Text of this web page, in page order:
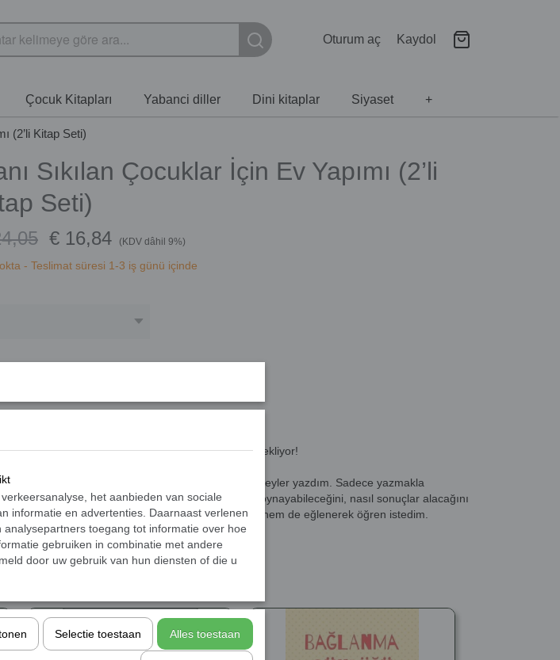
Oturum aç Kaydol
Çocuk Kitapları Yabanci diller Dini kitaplar Siyaset +
(2’li Kitap Seti)
Sıkılan Çocuklar İçin Ev Yapımı (2’li
Seti)
€ 16,84 (KDV dâhil 9%)
- Teslimat süresi 1-3 iş günü içinde
eğlenceli 54 oyun ve 24 bilimsel etkinlik seni bekliyor!
can sıkıntına çare olabilecek oyunlar ve deneyler yazdım. Sadece yazmakla
etkinliklerin kazanımlarını, mucitlerini, kimlerle oynayabileceğini, nasıl sonuçlar alacağını
ekledim. Böylece hem keyifli zamanlar geçir hem de eğlenerek öğren istedim.
hadi arkadaşım, sayfaları çevir de başlayalım!
het aanbieden van sociale
informatie en advertenties. Daarnaast verlenen
toegang tot informatie over hoe
gebruiken in combinatie met andere
door uw gebruik van hun diensten of die u
Selectie toestaan Alles toestaan